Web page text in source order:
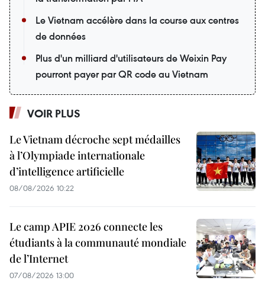
Le Vietnam accélère dans la course aux centres
de données
Plus d'un milliard d'utilisateurs de Weixin Pay
pourront payer par QR code au Vietnam
VOIR PLUS
Le Vietnam décroche sept médailles
à l’Olympiade internationale
d’intelligence artificielle
08/08/2026 10:22
Le camp APIE 2026 connecte les
étudiants à la communauté mondiale
de l’Internet
07/08/2026 13:00